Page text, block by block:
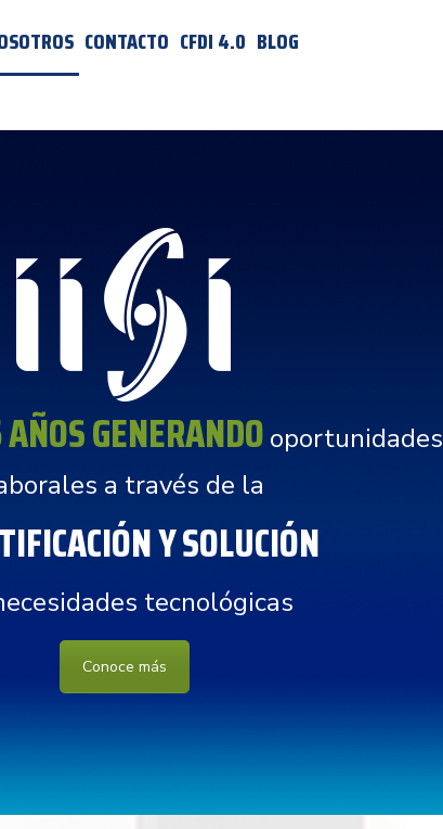
CONTACTO CFDI 4.0 BLOG
GENERANDO oportunidades
a través de la
Y SOLUCIÓN
tecnológicas
Conoce más